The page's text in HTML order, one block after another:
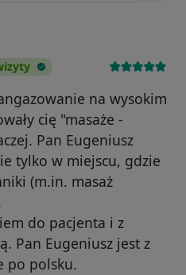
na wysokim
cię "masaże -
Pan Eugeniusz
tylko w miejscu, gdzie
(m.in. masaż
do pacjenta i z
Pan Eugeniusz jest z
po polsku.